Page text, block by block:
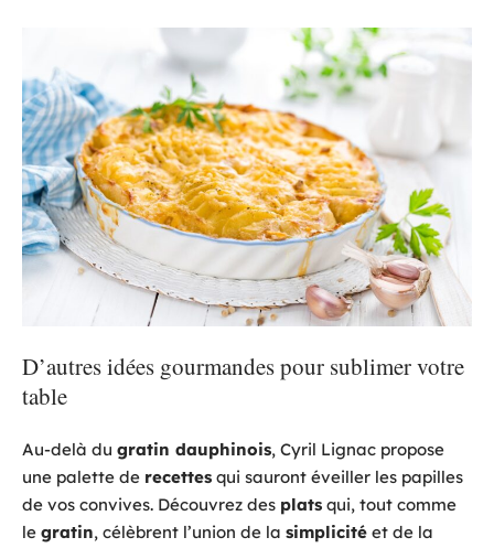
D’autres idées gourmandes pour sublimer votre
table
Au-delà du gratin dauphinois, Cyril Lignac propose
une palette de recettes qui sauront éveiller les papilles
de vos convives. Découvrez des plats qui, tout comme
le gratin, célèbrent l’union de la simplicité et de la